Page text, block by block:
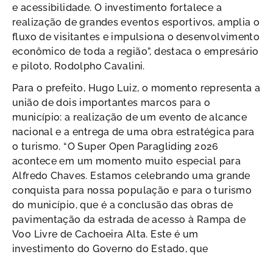
e acessibilidade. O investimento fortalece a
realização de grandes eventos esportivos, amplia o
fluxo de visitantes e impulsiona o desenvolvimento
econômico de toda a região”, destaca o empresário
e piloto, Rodolpho Cavalini.
Para o prefeito, Hugo Luiz, o momento representa a
união de dois importantes marcos para o
município: a realização de um evento de alcance
nacional e a entrega de uma obra estratégica para
o turismo. “O Super Open Paragliding 2026
acontece em um momento muito especial para
Alfredo Chaves. Estamos celebrando uma grande
conquista para nossa população e para o turismo
do município, que é a conclusão das obras de
pavimentação da estrada de acesso à Rampa de
Voo Livre de Cachoeira Alta. Este é um
investimento do Governo do Estado, que